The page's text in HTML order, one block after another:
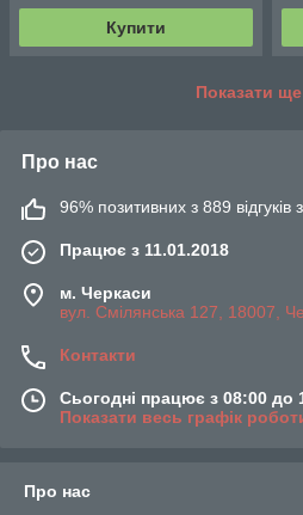
Купити
Показати ще
Про нас
96% позитивних з 889 відгуків
Працює з 11.01.2018
м. Черкаси
вул. Смілянська 127, 18007,
Контакти
Сьогодні працює з 08:00 до
Показати весь графік
Про нас